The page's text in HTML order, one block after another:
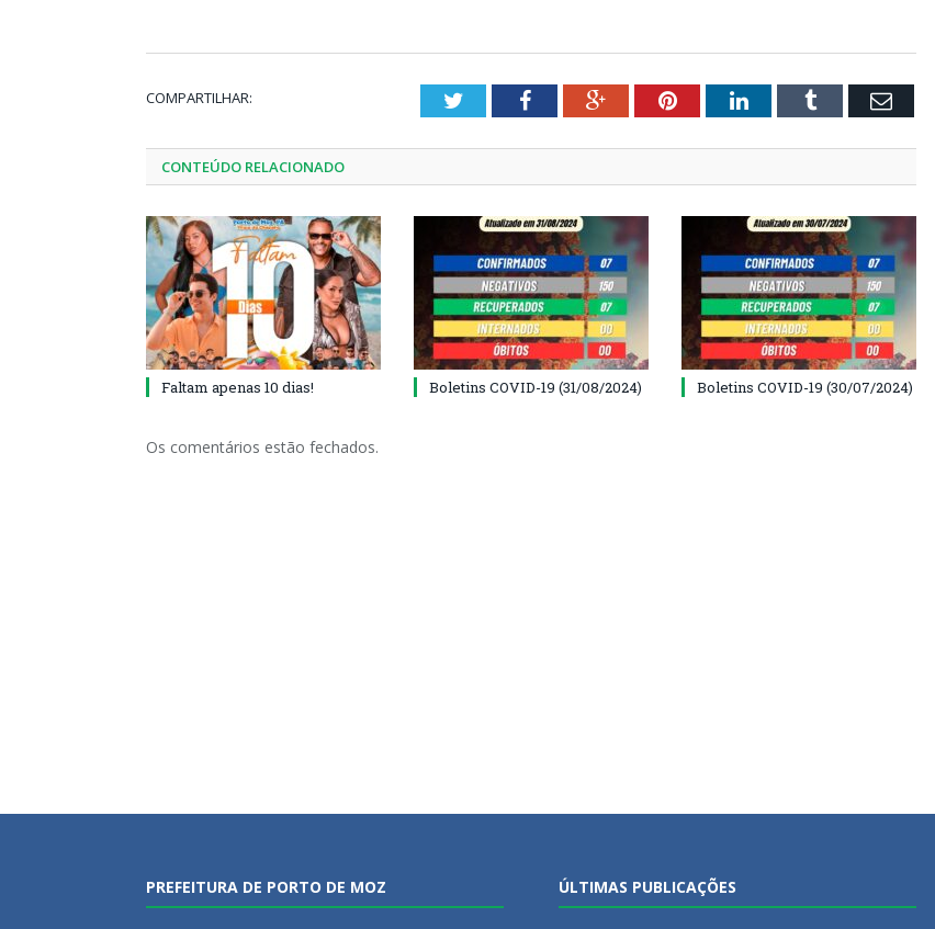
COMPARTILHAR: TwitterFacebookGoogle+PinterestLinkedInTumblr Email
CONTEÚDO RELACIONADO
Faltam apenas 10 dias! Boletins COVID-19 (31/08/2024) Boletins COVID-19 (30/07/2024)
Os comentários estão fechados.
PREFEITURA DE PORTO DE MOZ ÚLTIMAS PUBLICAÇÕES